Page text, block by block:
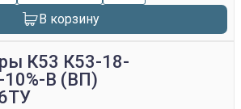
В корзину
К53 К53-18-
В (ВП)